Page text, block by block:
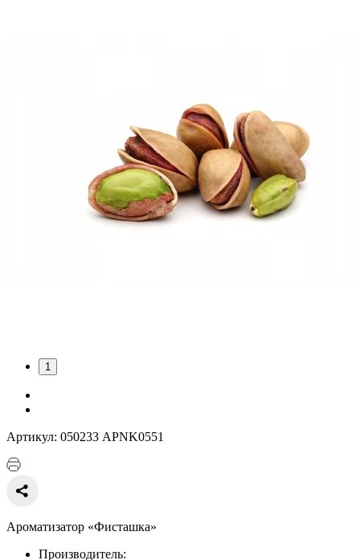
1
Артикул: 050233 APNK0551
Ароматизатор «Фисташка»
Производитель: